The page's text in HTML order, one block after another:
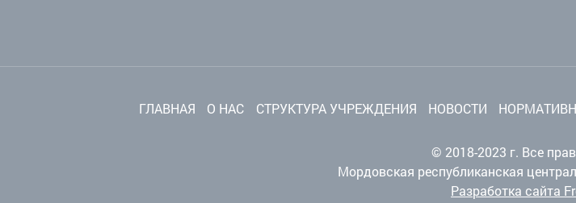
ГЛАВНАЯ О НАС СТРУКТУРА УЧРЕЖДЕНИЯ НОВОСТИ
© 2018-2023 г. Все
Мордовская республиканская
Разработка сайта